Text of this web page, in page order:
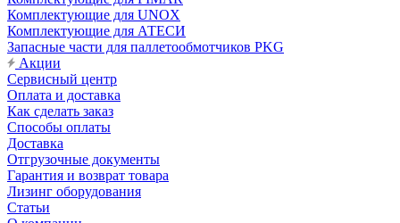
Комплектующие для UNOX
Комплектующие для АТЕСИ
Запасные части для паллетообмотчиков PKG
Акции
Сервисный центр
Оплата и доставка
Как сделать заказ
Способы оплаты
Доставка
Отгрузочные документы
Гарантия и возврат товара
Лизинг оборудования
Статьи